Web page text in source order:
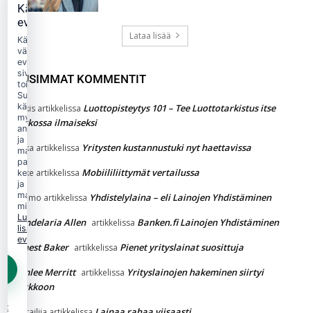
Lataa lisää
UUSIMMAT KOMMENTIT
Jukkis artikkelissa Luottopisteytys 101 – Tee Luottotarkistus itse
verkossa ilmaiseksi
jaska artikkelissa Yritysten kustannustuki nyt haettavissa
Jakke artikkelissa Mobiililiittymät vertailussa
Kimmo artikkelissa Yhdistelylaina – eli Lainojen Yhdistäminen
Candelaria Allen artikkelissa Banken.fi Lainojen Yhdistäminen
Ernest Baker artikkelissa Pienet yrityslainat suosittuja
Ashlee Merritt artikkelissa Yrityslainojen hakeminen siirtyi
verkkoon
Käytämme
evästeitä
Käytämme
välttämättömiä
evästeitä
sivuston
toimintaan.
Suostumuksellasi
käytämme
myös
analytiikka-
ja
markkinointievästeitä
palvelun
kehittämiseen
ja
mainonnan
mittaamiseen.
Lue
lisää
evästekäytännöstä.